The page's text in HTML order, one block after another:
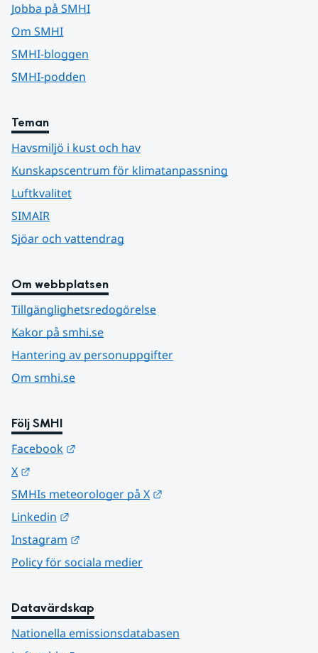
Jobba på SMHI
Om SMHI
SMHI-bloggen
SMHI-podden
Teman
Havsmiljö i kust och hav
Kunskapscentrum för klimatanpassning
Luftkvalitet
SIMAIR
Sjöar och vattendrag
Om webbplatsen
Tillgänglighetsredogörelse
Kakor på smhi.se
Hantering av personuppgifter
Om smhi.se
Följ SMHI
Facebook
X
SMHIs meteorologer på X
Linkedin
Instagram
Policy för sociala medier
Datavärdskap
Nationella emissionsdatabasen